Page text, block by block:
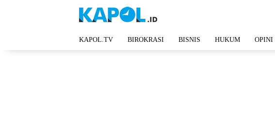
KAPOL.TV BIROKRASI BISNIS HUKUM OPINI